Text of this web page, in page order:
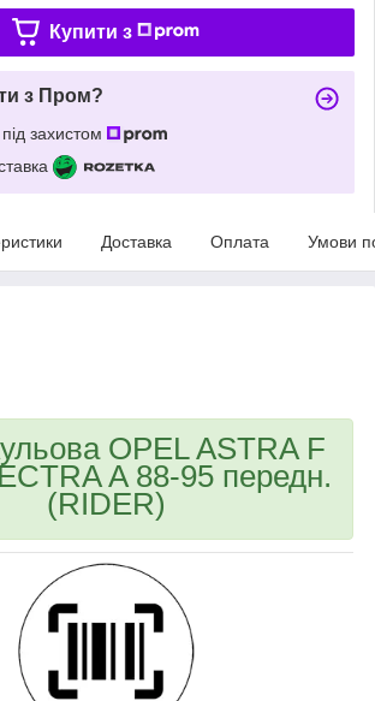
Купити з
з Пром?
захистом
Доставка Оплата Умови
OPEL ASTRA F
A 88-95 передн.
(RIDER)